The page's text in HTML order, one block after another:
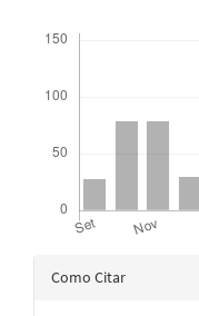
Detalhes
Como Citar